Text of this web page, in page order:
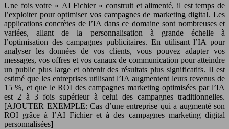
Une fois votre « AI Fichier » construit et alimenté, il est temps de
l’exploiter pour optimiser vos campagnes de marketing digital. Les
applications concrètes de l’IA dans ce domaine sont nombreuses et
variées, allant de la personnalisation à grande échelle à
l’optimisation des campagnes publicitaires. En utilisant l’IA pour
analyser les données de vos clients, vous pouvez adapter vos
messages, vos offres et vos canaux de communication pour atteindre
un public plus large et obtenir des résultats plus significatifs. Il est
estimé que les entreprises utilisant l’IA augmentent leurs revenus de
15 %, et que le ROI des campagnes marketing optimisées par l’IA
est 2 à 3 fois supérieur à celui des campagnes traditionnelles.
[AJOUTER EXEMPLE: Cas d’une entreprise qui a augmenté son
ROI grâce à l’AI Fichier et à des campagnes marketing digital
personnalisées]